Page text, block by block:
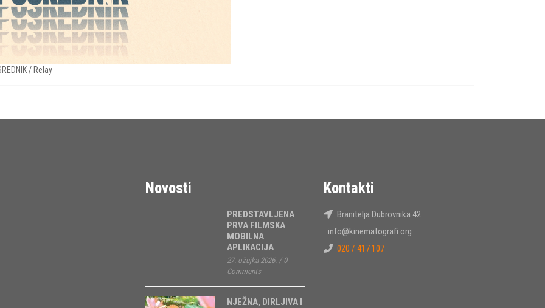
/ Relay
Novosti
PREDSTAVLJENA
PRVA FILMSKA
MOBILNA
APLIKACIJA
27. ožujka 2026. / 0
Comments
NJEŽNA, DIRLJIVA I
Kontakti
Branitelja Dubrovnika 42
info@kinematografi.org
020 / 417 107